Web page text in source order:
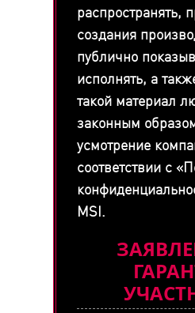
распространять,
создания
публично
исполнять, а
такой материал
законным
усмотрение
соответствии с
MSI.